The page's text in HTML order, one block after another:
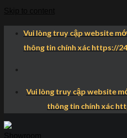
Vui lòng truy cập website
thông tin chính xác https://
Vui lòng truy cập website
thông tin chính xác